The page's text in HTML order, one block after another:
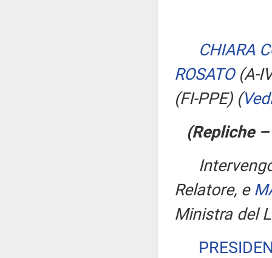
CHIARA
ROSATO(A-
(FI-PPE) (
(Repliche
Relatore, e
Ministra del